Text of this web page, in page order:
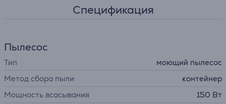
Спецификация
Пылесос
Тип
моющий пылесос
Метод сбора пыли
контейнер
Мощность всасывания
150 Вт